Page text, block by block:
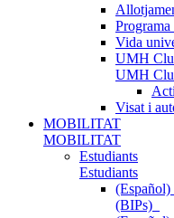
Vida
UMH
UMH
Visat i
MOBILITAT
MOBILITAT
Estudiants
Estudiants
(Español)
(BIPs)_